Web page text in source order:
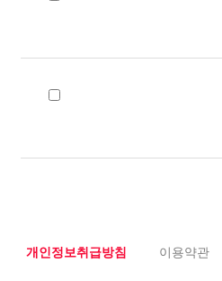
개인정보취급방침 이용약관